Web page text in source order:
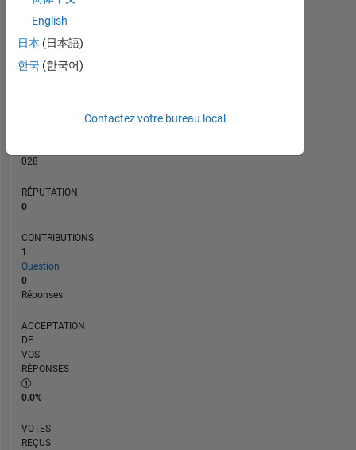
0
028
RÉPUTATION
0
CONTRIBUTIONS
1
Question
0
Réponses
ACCEPTATION
DE
VOS
RÉPONSES
0.0%
VOTES
REÇUS
English
日本 (日本語)
한국 (한국어)
Contactez votre bureau local